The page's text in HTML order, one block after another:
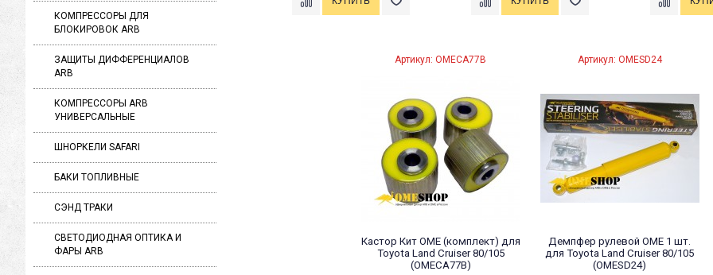
КОМПРЕССОРЫ ДЛЯ
БЛОКИРОВОК ARB
ЗАЩИТЫ ДИФФЕРЕНЦИАЛОВ
ARB
КОМПРЕССОРЫ ARB
УНИВЕРСАЛЬНЫЕ
ШНОРКЕЛИ SAFARI
БАКИ ТОПЛИВНЫЕ
СЭНД ТРАКИ
СВЕТОДИОДНАЯ ОПТИКА И
ФАРЫ ARB
Артикул: OMECA77B
Кастор Кит OME (комплект) для
Toyota Land Cruiser 80/105
(OMECA77B)
Артикул: OMESD24
Демпфер рулевой OME 1 шт.
для Toyota Land Cruiser 80/105
(OMESD24)